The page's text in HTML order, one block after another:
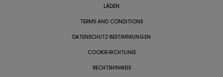
LÄDEN
TERMS AND CONDITIONS
DATENSCHUTZ-BESTIMMUNGEN
COOKIE-RICHTLINIE
RECHTSHINWEIS